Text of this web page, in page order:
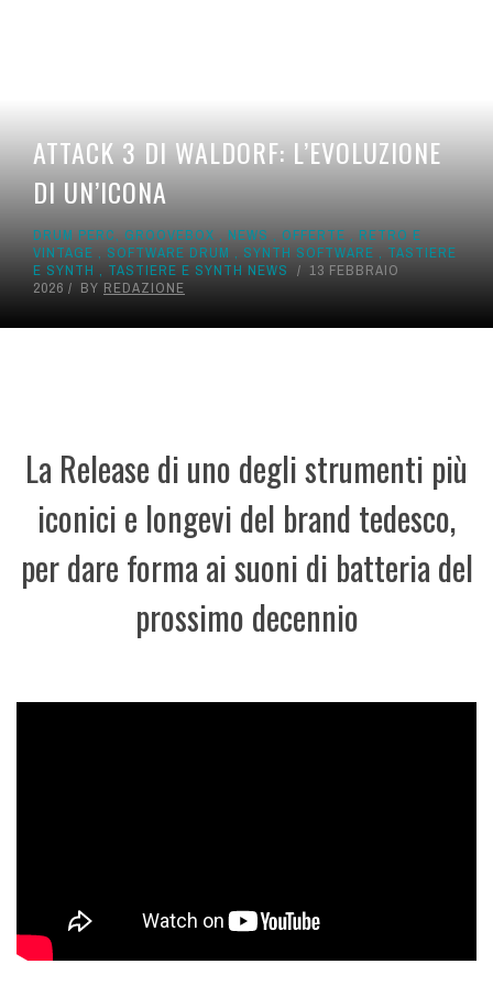
ATTACK 3 DI WALDORF: L’EVOLUZIONE
DI UN’ICONA
DRUM PERC, GROOVEBOX , NEWS , OFFERTE , RETRO E
VINTAGE , SOFTWARE DRUM , SYNTH SOFTWARE , TASTIERE
E SYNTH , TASTIERE E SYNTH NEWS
13 FEBBRAIO
2026
BY REDAZIONE
La Release di uno degli strumenti più
iconici e longevi del brand tedesco,
per dare forma ai suoni di batteria del
prossimo decennio